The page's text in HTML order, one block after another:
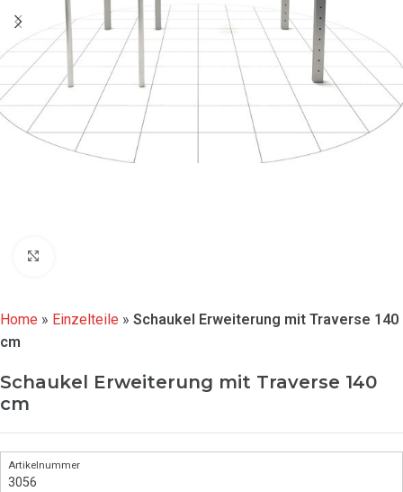
Home » Einzelteile » Schaukel Erweiterung mit Traverse 140
cm
Schaukel Erweiterung mit Traverse 140
cm
3056